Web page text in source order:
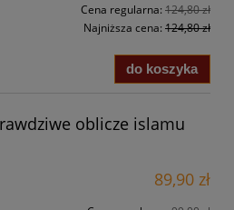
Cena regularna: 124,80 zł
Najniższa cena: 124,80 zł
do koszyka
oblicze islamu
89,90 zł